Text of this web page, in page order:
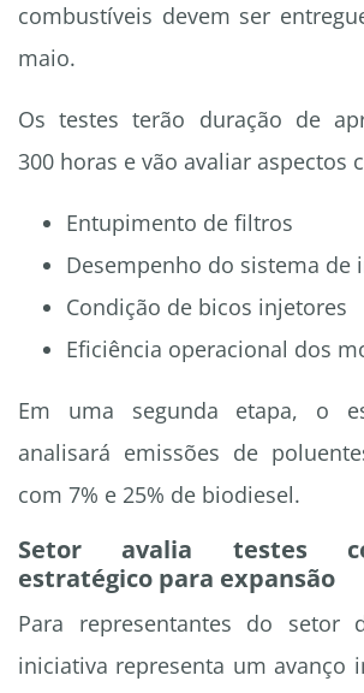
combustíveis devem ser
maio.
Os testes terão duração de
300 horas e vão avaliar aspectos
Entupimento de filtros
Desempenho do sistema de
Condição de bicos injetores
Eficiência operacional dos
Em uma segunda etapa, o
analisará emissões de
com 7% e 25% de biodiesel.
Setor avalia testes
estratégico para expansão
Para representantes do setor
iniciativa representa um avanço